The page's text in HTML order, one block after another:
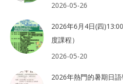
2026-05-26
2026年6月4日(四
度課程）
2026-05-20
2026年熱門的暑期日